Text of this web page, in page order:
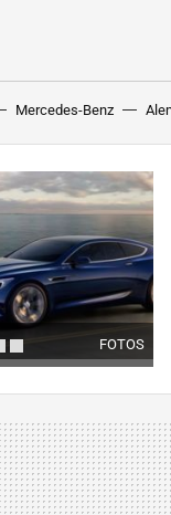
Mercedes-Benz
FOTOS